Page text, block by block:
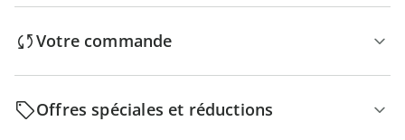
Votre commande
Offres spéciales et réductions